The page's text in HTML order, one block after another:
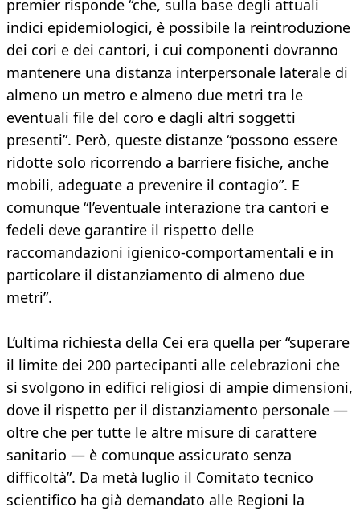
premier risponde “che, sulla base degli attuali
indici epidemiologici, è possibile la reintroduzione
dei cori e dei cantori, i cui componenti dovranno
mantenere una distanza interpersonale laterale di
almeno un metro e almeno due metri tra le
eventuali file del coro e dagli altri soggetti
presenti”. Però, queste distanze “possono essere
ridotte solo ricorrendo a barriere fisiche, anche
mobili, adeguate a prevenire il contagio”. E
comunque “l’eventuale interazione tra cantori e
fedeli deve garantire il rispetto delle
raccomandazioni igienico-comportamentali e in
particolare il distanziamento di almeno due
metri”.
L’ultima richiesta della Cei era quella per “superare
il limite dei 200 partecipanti alle celebrazioni che
si svolgono in edifici religiosi di ampie dimensioni,
dove il rispetto per il distanziamento personale —
oltre che per tutte le altre misure di carattere
sanitario — è comunque assicurato senza
difficoltà”. Da metà luglio il Comitato tecnico
scientifico ha già demandato alle Regioni la